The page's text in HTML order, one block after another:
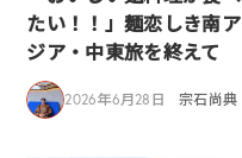
たい！！」麺恋しき南ア
ジア・中東旅を終えて
2026年6月28日 宗石尚典